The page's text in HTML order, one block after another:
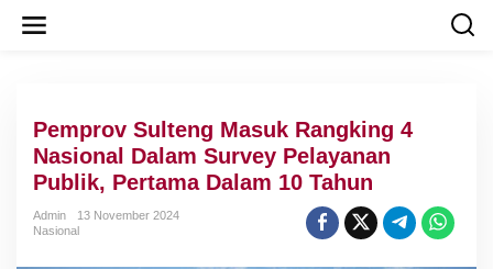
Pemprov Sulteng Masuk Rangking 4
Nasional Dalam Survey Pelayanan
Publik, Pertama Dalam 10 Tahun
Admin
13 November 2024
Nasional